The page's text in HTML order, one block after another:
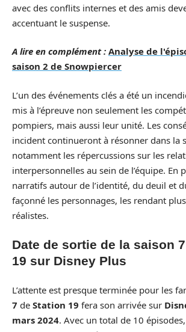
avec des conflits internes et des amis
accentuant le suspense.
A lire en complément : Analyse de
saison 2 de Snowpiercer
L’un des événements clés a été un
mis à l’épreuve non seulement les
pompiers, mais aussi leur unité. Les
incident continueront à résonner dans la
notamment les répercussions sur les
interpersonnelles au sein de l’équipe. En
narratifs autour de l’identité, du deuil et
façonné les personnages, les rendant
réalistes.
Date de sortie de la saison
19 sur Disney Plus
L’attente est presque terminée pour les
7 de Station 19 fera son arrivée sur
mars 2024. Avec un total de 10